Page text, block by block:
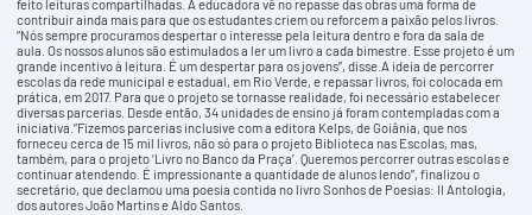
feito leituras compartilhadas. A educadora vê no repasse das obras uma forma de
contribuir ainda mais para que os estudantes criem ou reforcem a paixão pelos livros.
“Nós sempre procuramos despertar o interesse pela leitura dentro e fora da sala de
aula. Os nossos alunos são estimulados a ler um livro a cada bimestre. Esse projeto é um
grande incentivo à leitura. É um despertar para os jovens”, disse.A ideia de percorrer
escolas da rede municipal e estadual, em Rio Verde, e repassar livros, foi colocada em
prática, em 2017. Para que o projeto se tornasse realidade, foi necessário estabelecer
diversas parcerias. Desde então, 34 unidades de ensino já foram contempladas com a
iniciativa.”Fizemos parcerias inclusive com a editora Kelps, de Goiânia, que nos
forneceu cerca de 15 mil livros, não só para o projeto Biblioteca nas Escolas, mas,
também, para o projeto ‘Livro no Banco da Praça’. Queremos percorrer outras escolas e
continuar atendendo. É impressionante a quantidade de alunos lendo”, finalizou o
secretário, que declamou uma poesia contida no livro Sonhos de Poesias: II Antologia,
dos autores João Martins e Aldo Santos.